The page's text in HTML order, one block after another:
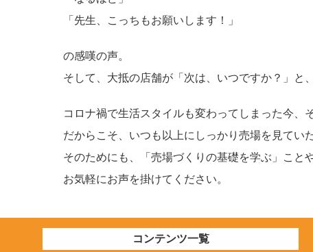
「先生、こっちもお願いします！」
の感嘆の声。
そして、大抵の店舗が「次は、いつですか？」と
コロナ禍で生活スタイルも変わってしまった今
だからこそ、いつも以上にしっかり売場を見てい
そのためにも、「売場づくりの基礎を学ぶ」こと
お気軽にお声を掛けてください。
コンテンツ一覧